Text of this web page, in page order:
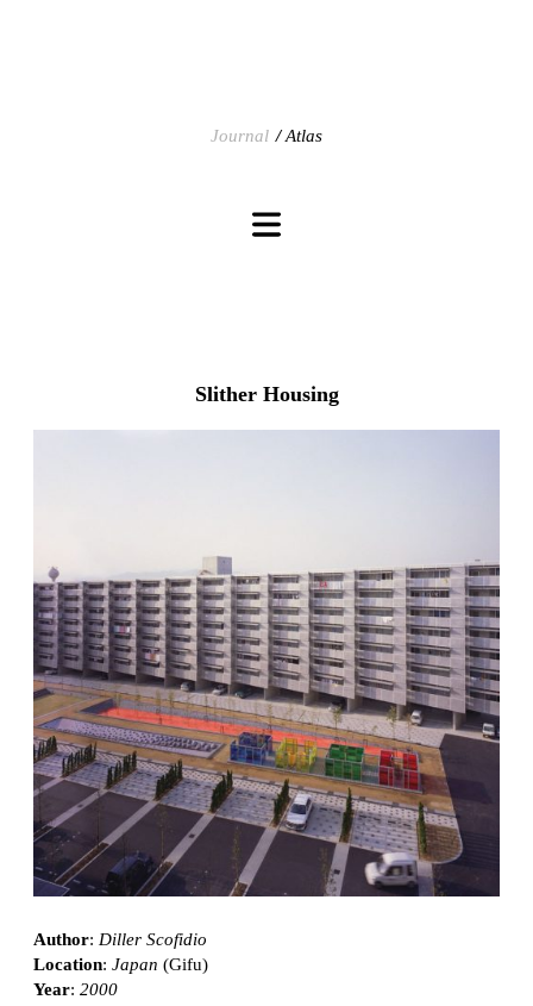
Journal Atlas
Slither Housing
Author: Diller Scofidio
Location: Japan (Gifu)
Year: 2000